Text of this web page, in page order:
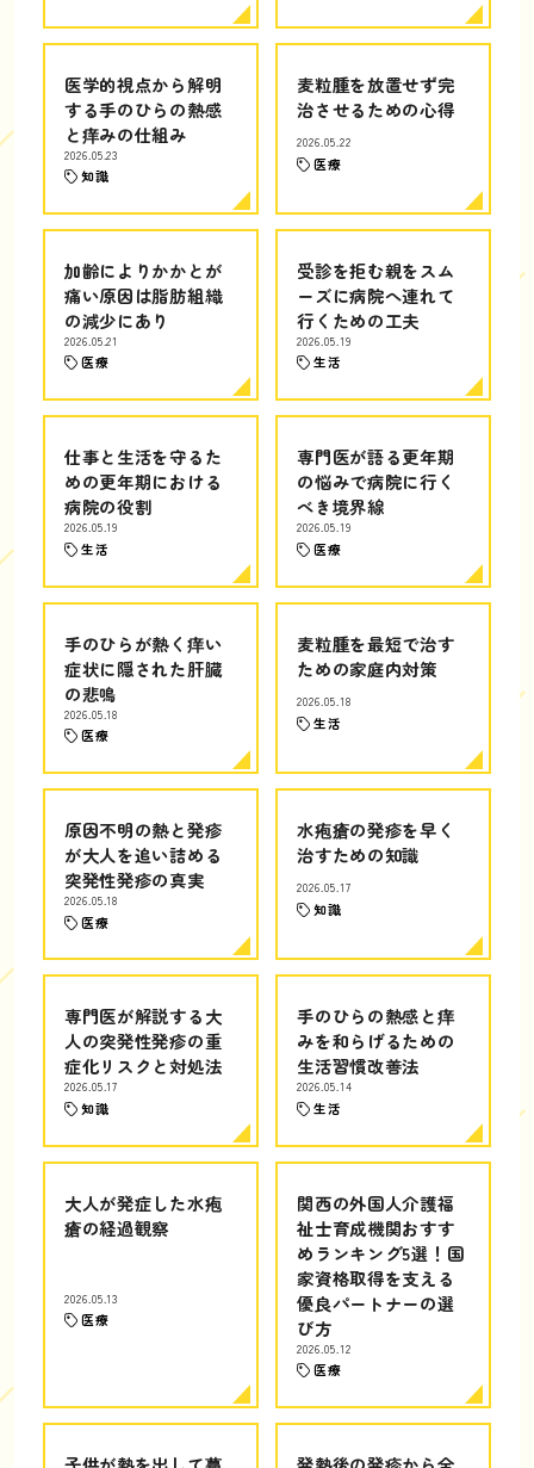
医学的視点から解明
する手のひらの熱感
と痒みの仕組み
2026.05.23
知識
麦粒腫を放置せず完
治させるための心得
2026.05.22
医療
加齢によりかかとが
痛い原因は脂肪組織
の減少にあり
2026.05.21
医療
受診を拒む親をスム
ーズに病院へ連れて
行くための工夫
2026.05.19
生活
仕事と生活を守るた
めの更年期における
病院の役割
2026.05.19
生活
専門医が語る更年期
の悩みで病院に行く
べき境界線
2026.05.19
医療
手のひらが熱く痒い
症状に隠された肝臓
の悲鳴
2026.05.18
医療
麦粒腫を最短で治す
ための家庭内対策
2026.05.18
生活
原因不明の熱と発疹
が大人を追い詰める
突発性発疹の真実
2026.05.18
医療
水疱瘡の発疹を早く
治すための知識
2026.05.17
知識
専門医が解説する大
人の突発性発疹の重
症化リスクと対処法
2026.05.17
知識
手のひらの熱感と痒
みを和らげるための
生活習慣改善法
2026.05.14
生活
大人が発症した水疱
瘡の経過観察
2026.05.13
医療
関西の外国人介護福
祉士育成機関おすす
めランキング5選！国
家資格取得を支える
優良パートナーの選
び方
2026.05.12
医療